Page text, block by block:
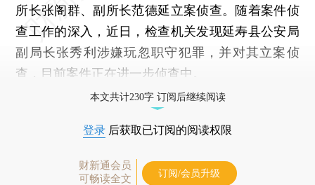
所长张阁群、副所长范德延立案侦查。随着案件侦
查工作的深入，近日，检查机关发现延寿县公安局
副局长张秀利涉嫌玩忽职守犯罪，并对其立案侦
查，目前案件正在进一步侦查中。
本文共计230字 订阅后继续阅读
登录 后获取已订阅的阅读权限
财新通会员
可畅读全文
订阅/会员升级